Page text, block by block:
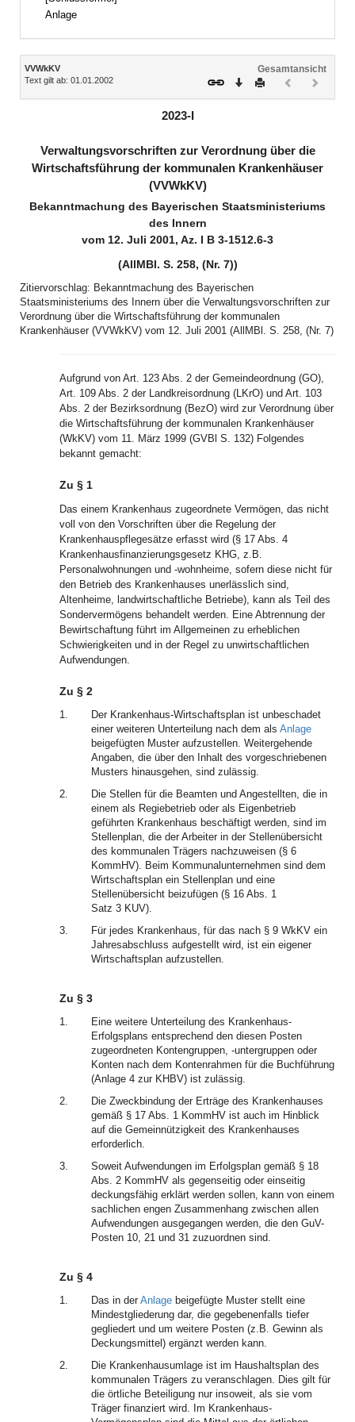
Anlage
Inhalt
VVWkKV
Text gilt ab: 01.01.2002
Gesamtansicht
Download
DruckenVorheriges
2023-I
Verwaltungsvorschriften zur Verordnung über die
Wirtschaftsführung der kommunalen Krankenhäuser
(VVWkKV)
Bekanntmachung des Bayerischen Staatsministeriums
des Innern
vom 12. Juli 2001, Az. I B 3-1512.6-3
(AllMBl. S. 258, (Nr. 7))
Zitiervorschlag: Bekanntmachung des Bayerischen
Staatsministeriums des Innern über die Verwaltungsvorschriften zur
Verordnung über die Wirtschaftsführung der kommunalen
Krankenhäuser (VVWkKV) vom 12. Juli 2001 (AllMBl. S. 258, (Nr. 7)
Aufgrund von Art. 123 Abs. 2 der Gemeindeordnung (GO),
Art. 109 Abs. 2 der Landkreisordnung (LKrO) und Art. 103
Abs. 2 der Bezirksordnung (BezO) wird zur Verordnung über
die Wirtschaftsführung der kommunalen Krankenhäuser
(WkKV) vom 11. März 1999 (GVBl S. 132) Folgendes
bekannt gemacht:
Zu § 1
Das einem Krankenhaus zugeordnete Vermögen, das nicht
voll von den Vorschriften über die Regelung der
Krankenhauspflegesätze erfasst wird (§ 17 Abs. 4
Krankenhausfinanzierungsgesetz KHG, z.B.
Personalwohnungen und -wohnheime, sofern diese nicht für
den Betrieb des Krankenhauses unerlässlich sind,
Altenheime, landwirtschaftliche Betriebe), kann als Teil des
Sondervermögens behandelt werden. Eine Abtrennung der
Bewirtschaftung führt im Allgemeinen zu erheblichen
Schwierigkeiten und in der Regel zu unwirtschaftlichen
Aufwendungen.
Zu § 2
1.
Der Krankenhaus-Wirtschaftsplan ist unbeschadet
einer weiteren Unterteilung nach dem als Anlage
beigefügten Muster aufzustellen. Weitergehende
Angaben, die über den Inhalt des vorgeschriebenen
Musters hinausgehen, sind zulässig.
2.
Die Stellen für die Beamten und Angestellten, die in
einem als Regiebetrieb oder als Eigenbetrieb
geführten Krankenhaus beschäftigt werden, sind im
Stellenplan, die der Arbeiter in der Stellenübersicht
des kommunalen Trägers nachzuweisen (§ 6
KommHV). Beim Kommunalunternehmen sind dem
Wirtschaftsplan ein Stellenplan und eine
Stellenübersicht beizufügen (§ 16 Abs. 1
Satz 3 KUV).
3.
Für jedes Krankenhaus, für das nach § 9 WkKV ein
Jahresabschluss aufgestellt wird, ist ein eigener
Wirtschaftsplan aufzustellen.
Zu § 3
1.
Eine weitere Unterteilung des Krankenhaus-
Erfolgsplans entsprechend den diesen Posten
zugeordneten Kontengruppen, -untergruppen oder
Konten nach dem Kontenrahmen für die Buchführung
(Anlage 4 zur KHBV) ist zulässig.
2.
Die Zweckbindung der Erträge des Krankenhauses
gemäß § 17 Abs. 1 KommHV ist auch im Hinblick
auf die Gemeinnützigkeit des Krankenhauses
erforderlich.
3.
Soweit Aufwendungen im Erfolgsplan gemäß § 18
Abs. 2 KommHV als gegenseitig oder einseitig
deckungsfähig erklärt werden sollen, kann von einem
sachlichen engen Zusammenhang zwischen allen
Aufwendungen ausgegangen werden, die den GuV-
Posten 10, 21 und 31 zuzuordnen sind.
Zu § 4
1. Das in der Anlage beigefügte Muster stellt eine
Mindestgliederung dar, die gegebenenfalls tiefer
gegliedert und um weitere Posten (z.B. Gewinn als
Deckungsmittel) ergänzt werden kann.
2.
Die Krankenhausumlage ist im Haushaltsplan des
kommunalen Trägers zu veranschlagen. Dies gilt für
die örtliche Beteiligung nur insoweit, als sie vom
Träger finanziert wird. Im Krankenhaus-